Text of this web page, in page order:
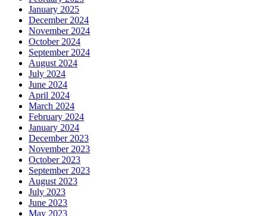
January 2025
December 2024
November 2024
October 2024
September 2024
August 2024
July 2024
June 2024
April 2024
March 2024
February 2024
January 2024
December 2023
November 2023
October 2023
September 2023
August 2023
July 2023
June 2023
May 2023